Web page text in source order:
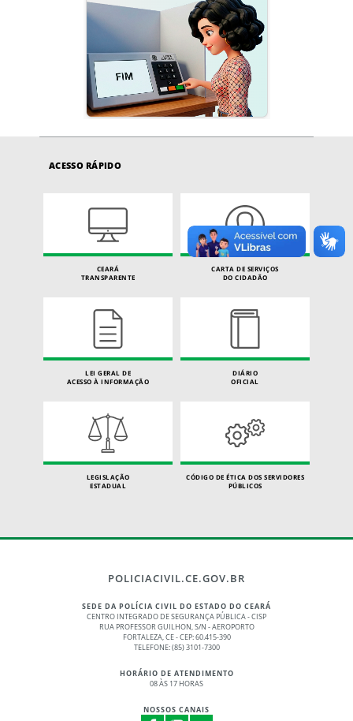
ACESSO RÁPIDO
CEARÁ
TRANSPARENTE
CARTA DE SERVIÇOS
DO CIDADÃO
LEI GERAL DE
ACESSO À INFORMAÇÃO
DIÁRIO
OFICIAL
LEGISLAÇÃO
ESTADUAL
CÓDIGO DE ÉTICA DOS SERVIDORES
PÚBLICOS
POLICIACIVIL.CE.GOV.BR
SEDE DA POLÍCIA CIVIL DO ESTADO DO CEARÁ
CENTRO INTEGRADO DE SEGURANÇA PÚBLICA - CISP
RUA PROFESSOR GUILHON, S/N - AEROPORTO
FORTALEZA, CE - CEP: 60.415-390
TELEFONE: (85) 3101-7300
HORÁRIO DE ATENDIMENTO
08 ÀS 17 HORAS
NOSSOS CANAIS